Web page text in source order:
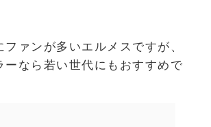
ファンが多いエルメスですが、
ーなら若い世代にもおすすめで